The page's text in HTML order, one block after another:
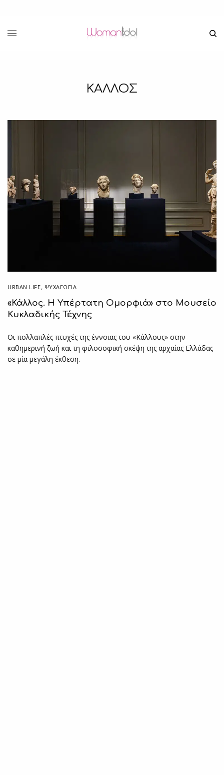
ΚΑΛΛΟΣ
URBAN LIFE, ΨΥΧΑΓΩΓΙΑ
«Κάλλος. Η Υπέρτατη Ομορφιά» στο Moυσείο
Κυκλαδικής Τέχνης
Οι πολλαπλές πτυχές της έννοιας του «Κάλλους» στην
καθημερινή ζωή και τη φιλοσοφική σκέψη της αρχαίας Ελλάδας
σε μία μεγάλη έκθεση.